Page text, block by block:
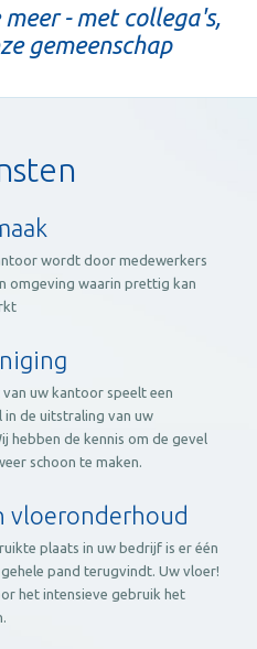
- met collega's,
gemeenschap
wordt door medewerkers
omgeving waarin prettig kan
uw kantoor speelt een
in de uitstraling van uw
hebben de kennis om de gevel
schoon te maken.
vloeronderhoud
plaats in uw bedrijf is er één
pand terugvindt. Uw vloer!
het intensieve gebruik het